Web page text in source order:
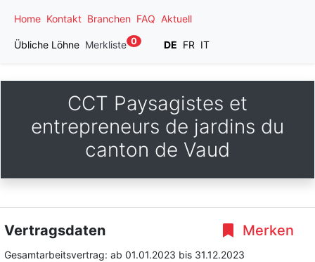
Home Kontakt Branchen FAQ Aktuell
Übliche Löhne Merkliste 0 DE FR IT
CCT Paysagistes et
entrepreneurs de jardins du
canton de Vaud
Merken
Vertragsdaten
Gesamtarbeitsvertrag: ab 01.01.2023 bis 31.12.2023